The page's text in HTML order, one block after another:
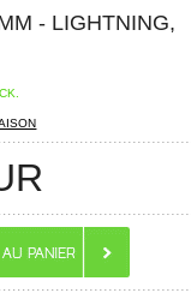
- LIGHTNING,